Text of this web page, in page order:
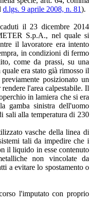
d.lgs. 9 aprile 2008, n. 81).
il 23 dicembre 2014
S.p.A., nel quale si
il lavoratore era intento
in condizioni di fermo
come da prassi, su una
era stato già rimosso il
posizionato un
l'area calpestabile. Il
in lamiera che si era
gamba sinistra dell'uomo
sali alla temperatura di 230
vasche della linea di
tali da impedire che i
il liquido in esse contenuto
non vincolate da
a evitare lo spostamento o
l'imputato con proprio